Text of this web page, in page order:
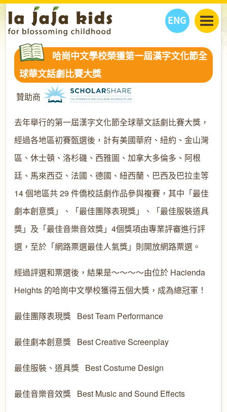
ENG
丫丫看天下
教學活動
丫丫活動
丫丫之選
健康生活館
關於我們
我們的故事
聯絡
丫丫夥伴 + 友情連接
購物
哈崗中文學校榮獲第一屆漢字文化節全
球華文話劇比賽大獎
贊助商
去年舉行的第一屆漢字文化節全球華文話劇比賽大獎，
經過各地區初賽甄選後，計有美國華府、紐約、金山灣
區、休士頓、洛杉磯、西雅圖、加拿大多倫多、阿根
廷、馬來西亞、法國、德國、紐西蘭、巴西及巴拉圭等
14 個地區共 29 件僑校話劇作品參與複賽，其中「最佳
劇本創意獎」、「最佳團隊表現獎」、「最佳服裝道具
獎」及「最佳音樂音效獎」4個獎項由專業評審進行評
選，至於「網路票選最佳人氣獎」則開放網路票選。
經過評選和票選後，結果是～～～～由位於 Hacienda
Heights 的哈崗中文學校獲得五個大獎，成為總冠軍！
最佳團隊表現獎 Best Team Performance
最佳劇本創意獎 Best Creative Screenplay
最佳服裝、道具獎 Best Costume Design
最佳音樂音效獎 Best Music and Sound Effects